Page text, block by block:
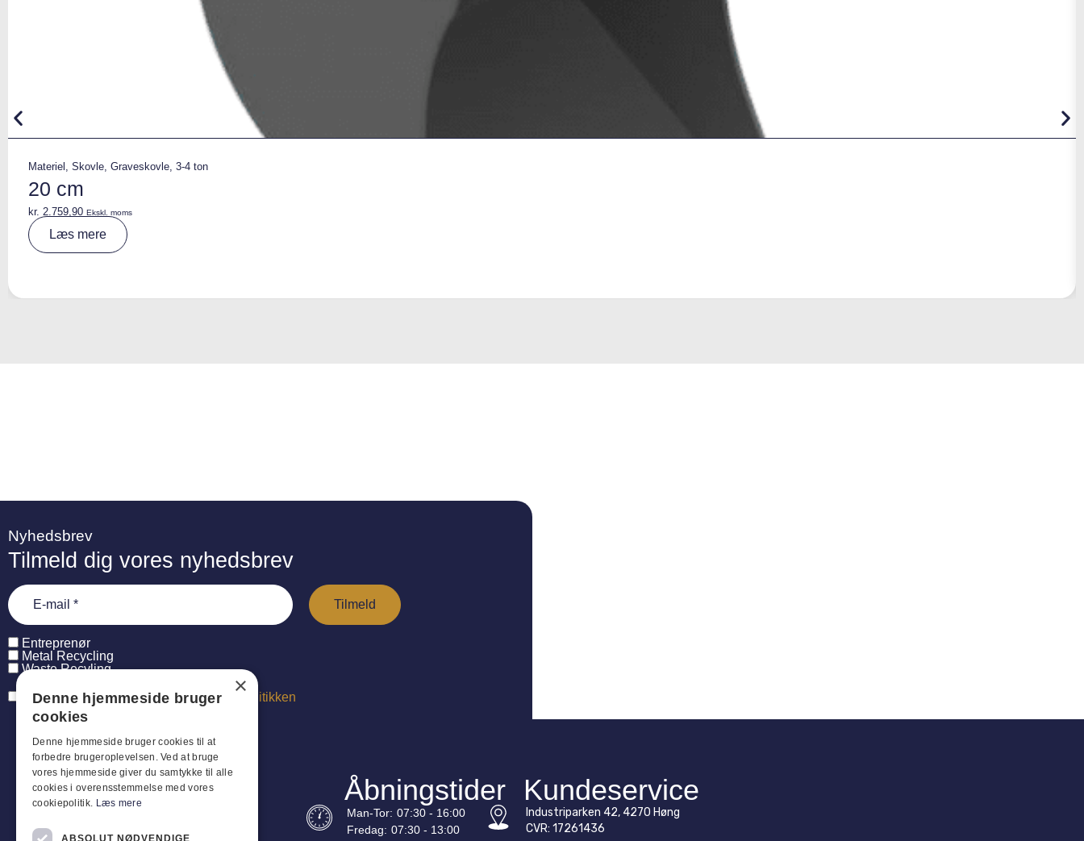
Materiel , Skovle, Graveskovle, 3-4 ton
20 cm
kr. 2.759,90 Ekskl. moms
Læs mere
ti
Nyhedsbrev
Tilmeld dig vores nyhedsbrev
Entreprenør
Metal Recycling
Waste Recyling
Jeg har læst og acceptererpersondatapolitikken
Åbningstider
Man-Tor: 07:30 - 16:00
Fredag: 07:30 - 13:00
Kundeservice
Industriparken 42, 4270 Høng
CVR: 17261436
×
Denne hjemmeside bruger
cookies
Denne hjemmeside bruger cookies til at
forbedre brugeroplevelsen. Ved at bruge
vores hjemmeside giver du samtykke til alle
cookies i overensstemmelse med vores
cookiepolitik. Læs mere
ABSOLUT NØDVENDIGE